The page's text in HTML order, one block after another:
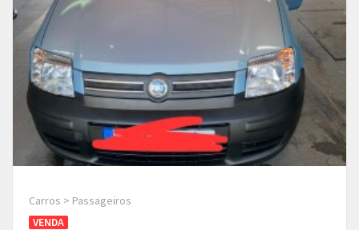
Carros > Passageiros
VENDA